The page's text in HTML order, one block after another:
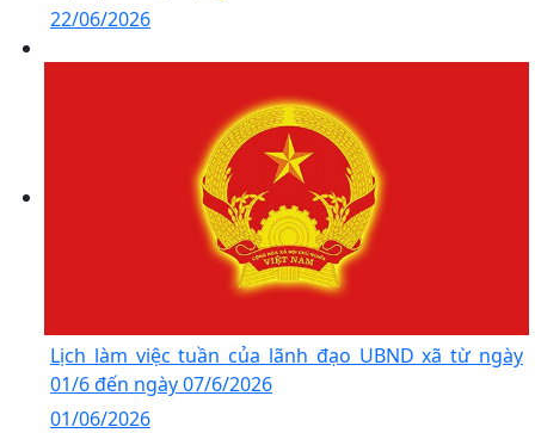
22/06/2026
Lịch làm việc tuần của lãnh đạo UBND xã từ ngày
01/6 đến ngày 07/6/2026
01/06/2026